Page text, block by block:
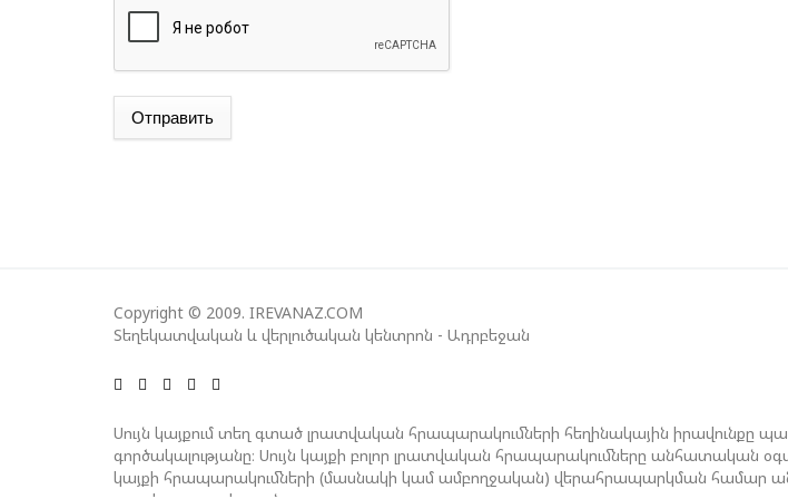
Отправить
Copyright © 2009. IREVANAZ.COM
Տեղեկատվական և վերլուծական կենտրոն - Ադրբեջան
Սույն կայքում տեղ գտած լրատվական հրապարակումների հեղինակային իրավունքը
գործակալությանը։ Սույն կայքի բոլոր լրատվական հրապարակումները անհատական
կայքի հրապարակումների (մասնակի կամ ամբողջական) վերահրապարկման համար